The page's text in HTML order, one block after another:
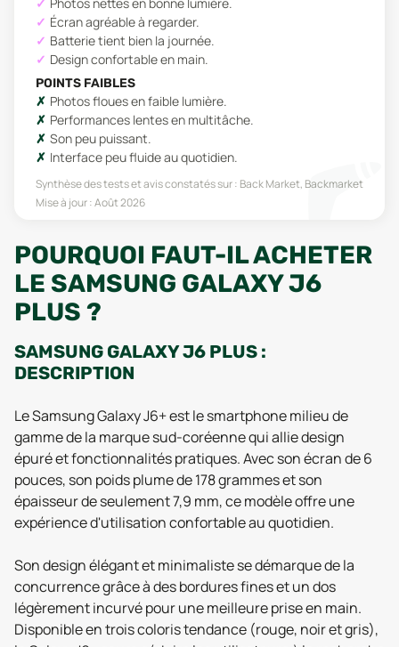
Écran agréable à regarder.
Batterie tient bien la journée.
Design confortable en main.
POINTS FAIBLES
Photos floues en faible lumière.
Performances lentes en multitâche.
Son peu puissant.
Interface peu fluide au quotidien.
Synthèse des tests et avis constatés sur : Back Market, Backmarket
Mise à jour :Août 2026
POURQUOI FAUT-IL ACHETER
LE SAMSUNG GALAXY J6
PLUS ?
SAMSUNG GALAXY J6 PLUS :
DESCRIPTION
Le Samsung Galaxy J6+ est le smartphone milieu de
gamme de la marque sud-coréenne qui allie design
épuré et fonctionnalités pratiques. Avec son écran de 6
pouces, son poids plume de 178 grammes et son
épaisseur de seulement 7,9 mm, ce modèle offre une
expérience d'utilisation confortable au quotidien.
Son design élégant et minimaliste se démarque de la
concurrence grâce à des bordures fines et un dos
légèrement incurvé pour une meilleure prise en main.
Disponible en trois coloris tendance (rouge, noir et gris),